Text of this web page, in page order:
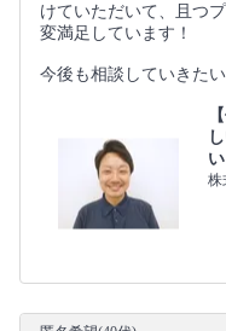
けていただいて、且つ
変満足しています！
今後も相談していきた
い
株